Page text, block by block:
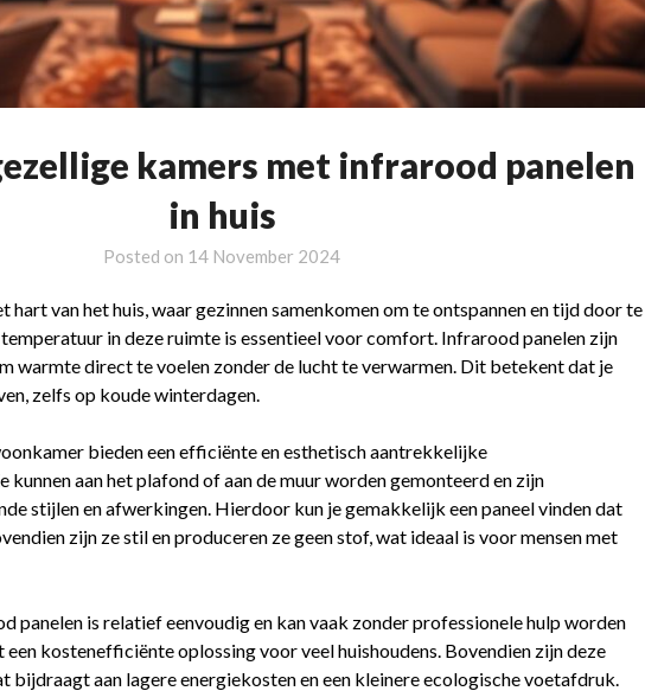
kamers met infrarood panelen
in huis
Posted on 14 November 2024
hart van het huis, waar gezinnen samenkomen om te ontspannen en tijd door te
temperatuur in deze ruimte is essentieel voor comfort. Infrarood panelen zijn
warmte direct te voelen zonder de lucht te verwarmen. Dit betekent dat je
zelfs op koude winterdagen.
bieden een efficiënte en esthetisch aantrekkelijke
kunnen aan het plafond of aan de muur worden gemonteerd en zijn
stijlen en afwerkingen. Hierdoor kun je gemakkelijk een paneel vinden dat
zijn ze stil en produceren ze geen stof, wat ideaal is voor mensen met
panelen is relatief eenvoudig en kan vaak zonder professionele hulp worden
kostenefficiënte oplossing voor veel huishoudens. Bovendien zijn deze
bijdraagt aan lagere energiekosten en een kleinere ecologische voetafdruk.